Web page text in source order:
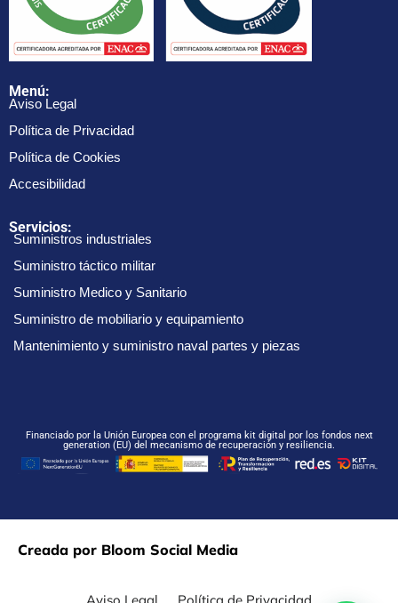
Menú:
Aviso Legal
Política de Privacidad
Política de Cookies
Accesibilidad
Servicios:
Suministros industriales
Suministro táctico militar
Suministro Medico y Sanitario
Suministro de mobiliario y equipamiento
Mantenimiento y suministro naval partes y piezas
Financiado por la Unión Europea con el programa kit digital por los fondos next
generation (EU) del mecanismo de recuperación y resiliencia.
Creada por Bloom Social Media